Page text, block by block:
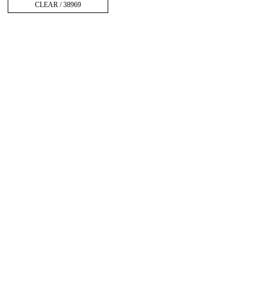
CLEAR / 38969